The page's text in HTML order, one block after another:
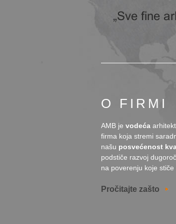
O FIRMI
AMB je vodeća
firma koja stremi
našu posvećenost
podstiče razvoj
na poverenju koje stiče
Pročitajte zašto